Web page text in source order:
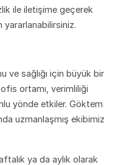
ile iletişime geçerek
ve sağlığı için büyük bir
ortamı, verimliliği
yönde etkiler. Göktem
uzmanlaşmış ekibimiz
ya da aylık olarak